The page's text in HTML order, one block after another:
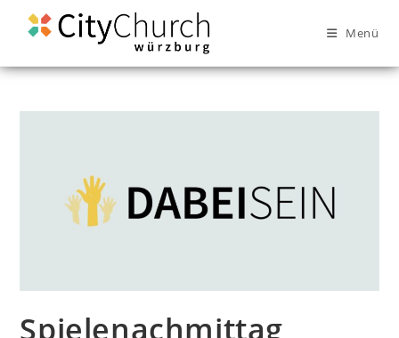
Menü
Spielenachmittag